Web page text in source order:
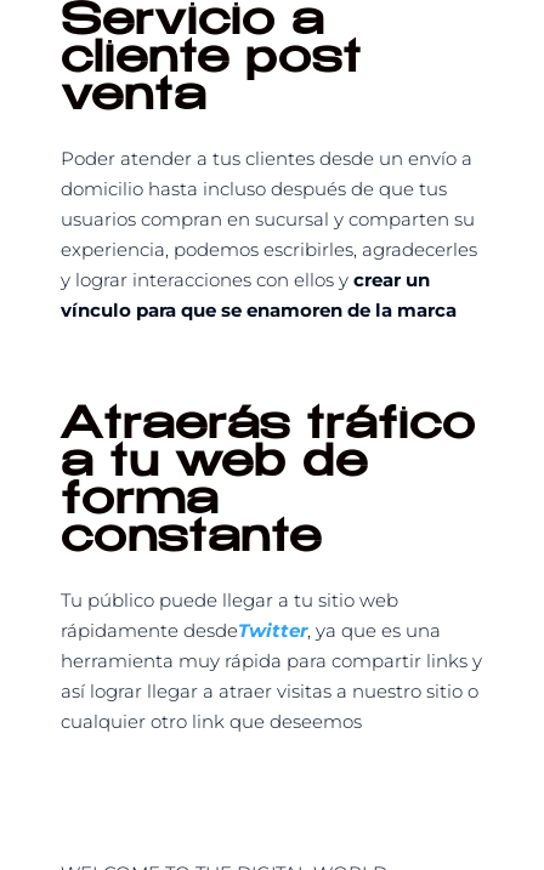
Servicio a
cliente post
venta
Poder atender a tus clientes desde un envío a
domicilio hasta incluso después de que tus
usuarios compran en sucursal y comparten su
experiencia, podemos escribirles, agradecerles
y lograr interacciones con ellos y crear un
vínculo para que se enamoren de la marca
Atraerás tráfico
a tu web de
forma
constante
Tu público puede llegar a tu sitio web
rápidamente desdeTwitter, ya que es una
herramienta muy rápida para compartir links y
así lograr llegar a atraer visitas a nuestro sitio o
cualquier otro link que deseemos